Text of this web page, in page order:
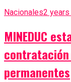
Nacionales2
MINEDUC
permanentes